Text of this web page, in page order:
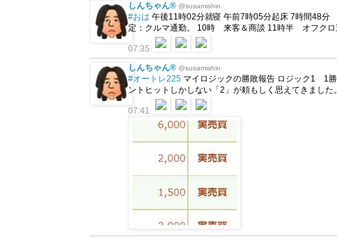
しんちゃん® @susamishin
#おは 午後11時02分就寝 午前7時05分起床 7時間48
定：クルマ通勤。 10時 来客＆商談 11時半 オフクロ
07:35
しんちゃん® @susamishin
#オートレ225 マイロジックの勝敗報告 ロジック
ントヒットしかしない「2」が頼もしく思えてきました
07:41